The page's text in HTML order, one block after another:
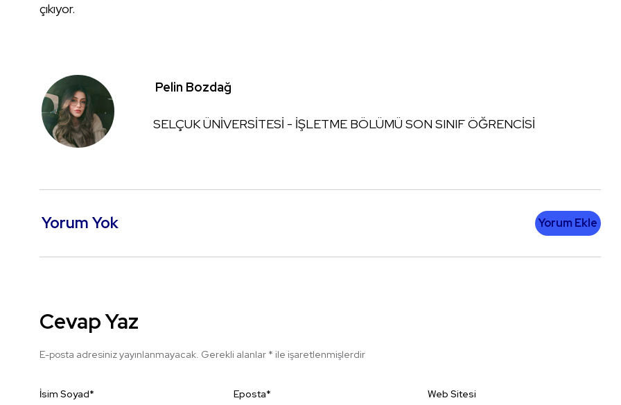
çıkıyor.
Pelin Bozdağ
SELÇUK ÜNİVERSİTESİ - İŞLETME BÖLÜMÜ SON SINIF ÖĞRENCİSİ
Yorum Yok Yorum Ekle
Cevap Yaz
E-posta adresiniz yayınlanmayacak. Gerekli alanlar * ile işaretlenmişlerdir
İsim Soyad* Eposta* Web Sitesi